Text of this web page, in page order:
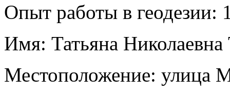
Опыт работы в геодезии:
Имя: Татьяна Николаевна
Местоположение: улица